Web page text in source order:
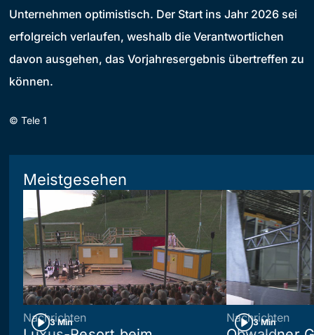
Unternehmen optimistisch. Der Start ins Jahr 2026 sei
erfolgreich verlaufen, weshalb die Verantwortlichen
davon ausgehen, das Vorjahresergebnis übertreffen zu
können.
© Tele 1
Meistgesehen
3 Min
Nachrichten 3 Min
Nachrichten